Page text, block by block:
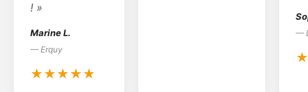
! »
Marine L.
— Erquy
★★★★★
—